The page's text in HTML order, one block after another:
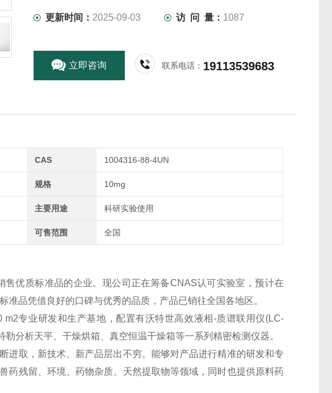
更新时间： 2025-09-03 访 问 量： 1087
立即咨询 联系电话： 19113539683
CAS 1004316-88-4UN
规格 10mg
主要用途 科研实验使用
可售范围 全国
优质标准品的企业。现公司正在筹备CNAS认可实验室，预计在
品凭借良好的口碑与优秀的品质，产品已销往全国各地区。
专业研发和生产基地，配置有沃特世高效液相-质谱联用仪(LC-
分析天平、干燥烘箱、真空恒温干燥箱等一系列精密检测仪器。
进取，新技术、新产品层出不穷。能够对产品进行精准的研发和专
药残留、环境、药物杂质、天然提取物等领域，同时也提供原料药